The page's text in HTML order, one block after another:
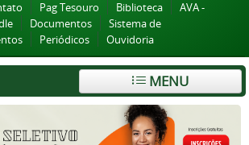
Pag Tesouro Biblioteca
AVA -
Documentos
Sistema de
Periódicos Ouvidoria
MENU